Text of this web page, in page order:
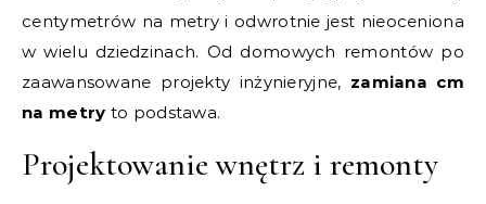
centymetrów na metry i odwrotnie jest nieoceniona
w wielu dziedzinach. Od domowych remontów po
zaawansowane projekty inżynieryjne, zamiana cm
na metry to podstawa.
Projektowanie wnętrz i remonty